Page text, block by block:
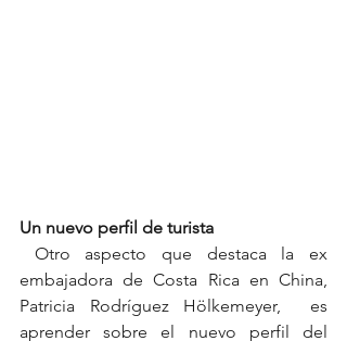
Un nuevo perfil de turista
embajadora de Costa Rica en China,
Patricia Rodríguez Hölkemeyer,  es
aprender sobre el nuevo perfil del